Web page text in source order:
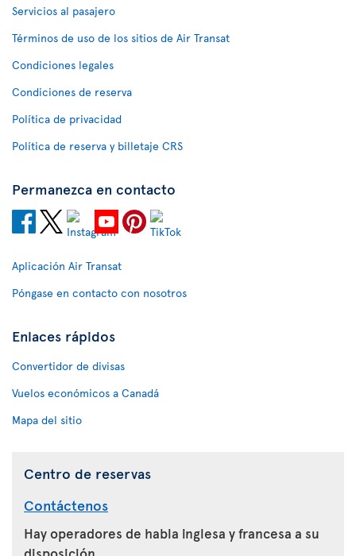
Servicios al pasajero
Términos de uso de los sitios de Air Transat
Condiciones legales
Condiciones de reserva
Política de privacidad
Política de reserva y billetaje CRS
Permanezca en contacto
Aplicación Air Transat
Póngase en contacto con nosotros
Enlaces rápidos
Convertidor de divisas
Vuelos económicos a Canadá
Mapa del sitio
Centro de reservas
Contáctenos
Hay operadores de habla inglesa y francesa a su